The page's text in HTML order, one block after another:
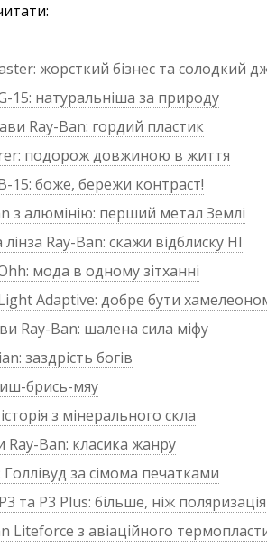
жорсткий бізнес та солодкий
15: натуральніша за природу
Ray-Ban: гордий пластик
подорож довжиною в життя
15: боже, бережи контраст!
з алюмінію: перший метал Землі
Ray-Ban: скажи відблиску НІ
мода в одному зітханні
Adaptive: добре бути
Ray-Ban: шалена сила міфу
заздрість богів
брись-мяу
з мінерального скла
Ray-Ban: класика жанру
за сімома печатками
та P3 Plus: більше, ніж поляризація
Liteforce з авіаційного